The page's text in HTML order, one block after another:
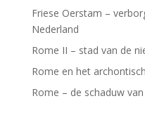
Friese Oerstam –
Nederland
Rome II – stad van de
Rome en het
Rome – de schaduw